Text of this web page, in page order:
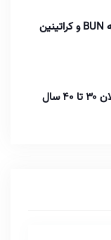
آزمایش عملکرد کلیه ( اینکه BUN و کراتینین
آزمایشات چکاپ در بزرگسالان ۳۰ تا ۴۰ سال